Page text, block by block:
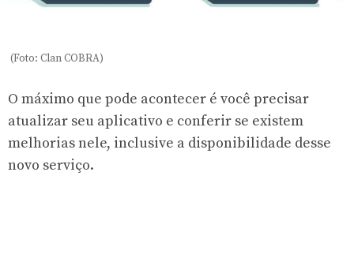
(Foto: Clan COBRA)
O máximo que pode acontecer é você precisar
atualizar seu aplicativo e conferir se existem
melhorias nele, inclusive a disponibilidade desse
novo serviço.